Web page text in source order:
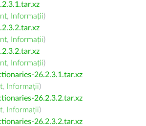
, Informații)
, Informații)
, Informații)
26.2.3.1.tar.xz
, Informații)
26.2.3.2.tar.xz
, Informații)
26.2.3.2.tar.xz